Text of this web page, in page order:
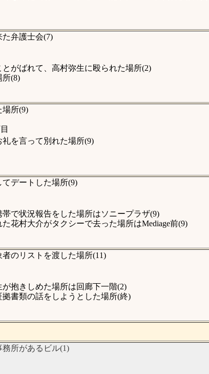
弁護士会(7)
がばれて、高村弥生に殴られた場所(2)
(8)
所(9)
を言って別れた場所(9)
デートした場所(9)
で状況報告をした場所はソニープラザ(9)
花村大介がタクシーで去った場所はMediage前(9)
のリストを渡した場所(11)
抱きしめた場所は回廊下一階(2)
書類の話をしようとした場所(終)
所があるビル(1)